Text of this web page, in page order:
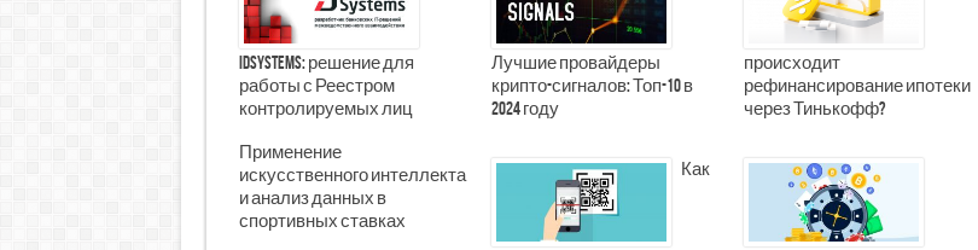
iDSystems: решение для
работы с Реестром
контролируемых лиц
Лучшие провайдеры
крипто-сигналов: Топ-10 в
2024 году
происходит
рефинансирование ипотеки
через Тинькофф?
Применение
искусственного интеллекта
и анализ данных в
спортивных ставках
Как